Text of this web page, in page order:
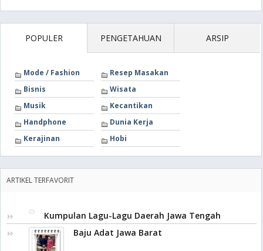
POPULER PENGETAHUAN ARSIP
Mode / Fashion
Resep Masakan
Bisnis
Wisata
Musik
Kecantikan
Handphone
Dunia Kerja
Kerajinan
Hobi
ARTIKEL TERFAVORIT
Kumpulan Lagu-Lagu Daerah Jawa Tengah
Baju Adat Jawa Barat